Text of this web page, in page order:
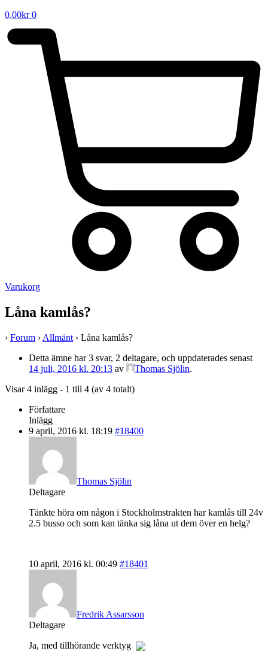
0,00kr 0
Varukorg
Låna kamlås?
› Forum › Allmänt › Låna kamlås?
Detta ämne har 3 svar, 2 deltagare, och uppdaterades senast
14 juli, 2016 kl. 20:13 av Thomas Sjölin.
Visar 4 inlägg - 1 till 4 (av 4 totalt)
Författare
Inlägg
9 april, 2016 kl. 18:19 #18400
Thomas Sjölin
Deltagare
Tänkte höra om någon i Stockholmstrakten har kamlås till 24v
2.5 busso och som kan tänka sig låna ut dem över en helg?
10 april, 2016 kl. 00:49 #18401
Fredrik Assarsson
Deltagare
Ja, med tillhörande verktyg